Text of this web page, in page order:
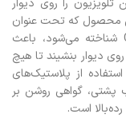
را روی دیوار
محصول که تحت عنوان
Slim Design و زبان طراحی Cinema Screen شناخته می‌شود، باعث
دیوار بنشیند تا هیچ
از پلاستیک‌های
گواهی روشن بر
است.